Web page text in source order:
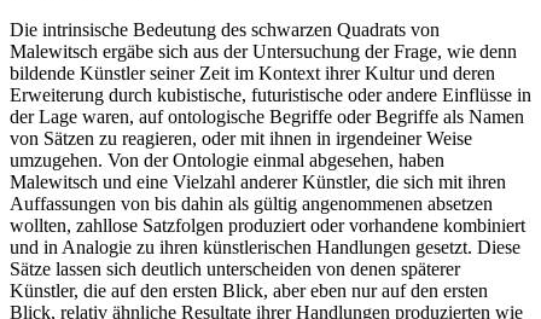
Die intrinsische Bedeutung des schwarzen Quadrats von
Malewitsch ergäbe sich aus der Untersuchung der Frage, wie denn
bildende Künstler seiner Zeit im Kontext ihrer Kultur und deren
Erweiterung durch kubistische, futuristische oder andere Einflüsse in
der Lage waren, auf ontologische Begriffe oder Begriffe als Namen
von Sätzen zu reagieren, oder mit ihnen in irgendeiner Weise
umzugehen. Von der Ontologie einmal abgesehen, haben
Malewitsch und eine Vielzahl anderer Künstler, die sich mit ihren
Auffassungen von bis dahin als gültig angenommenen absetzen
wollten, zahllose Satzfolgen produziert oder vorhandene kombiniert
und in Analogie zu ihren künstlerischen Handlungen gesetzt. Diese
Sätze lassen sich deutlich unterscheiden von denen späterer
Künstler, die auf den ersten Blick, aber eben nur auf den ersten
Blick, relativ ähnliche Resultate ihrer Handlungen produzierten wie